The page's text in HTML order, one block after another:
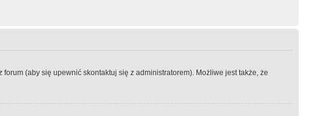
(aby się upewnić skontaktuj się z administratorem). Możliwe jest także, że